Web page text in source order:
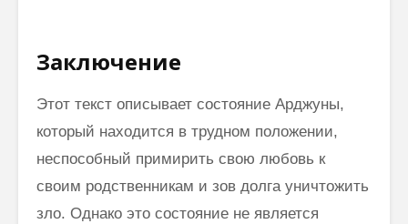
Заключение
Этот текст описывает состояние Арджуны,
который находится в трудном положении,
неспособный примирить свою любовь к
своим родственникам и зов долга уничтожить
зло. Однако это состояние не является